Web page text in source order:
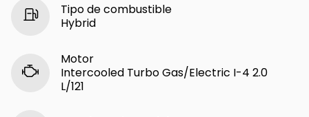
Tipo de combustible
Hybrid
Motor
Intercooled Turbo Gas/Electric I-4 2.0
L/121